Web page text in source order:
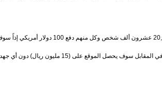
يقول ابو سعيد "غضبت من نفسي جداً لغبائي، وفكرت فيما حدث لي
ما يعادل (سبعة ملايين وخمسمائة ألف ريال)! إنها وسيلة بسيطة وسهلة من